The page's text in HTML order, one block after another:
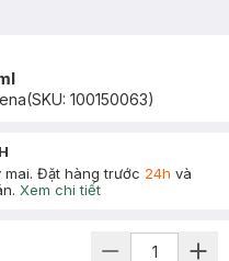
(SKU: 100150063)
mai. Đặt hàng trước 24h và
Xem chi tiết